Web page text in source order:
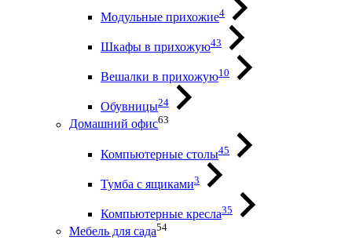
Модульные прихожие4
Шкафы в прихожую43
Вешалки в прихожую10
Обувницы24
Домашний офис63
Компьютерные столы45
Тумба с ящиками3
Компьютерные кресла35
Мебель для сада54